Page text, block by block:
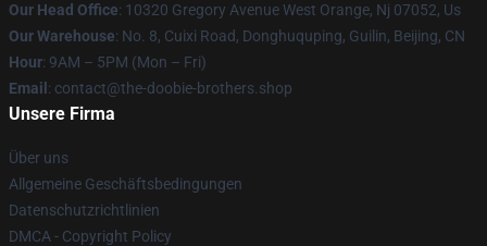
Our Head Office: 10320 Gregory Avenue West Orange, Nj 07052, Us
Our Warehouse: No. 8, Cuixi Road, Donghuquping, Guilin, Beijing, CN
Hour: 9AM – 5PM (Mon – Fri)
Email : contact@the-doobie-brothers.shop
Unsere Firma
Über uns
Allgemeine Geschäftsbedingungen
Datenschutzrichtlinien
DMCA - Copyright Policy